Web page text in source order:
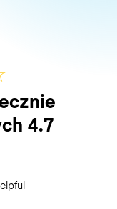
4.7